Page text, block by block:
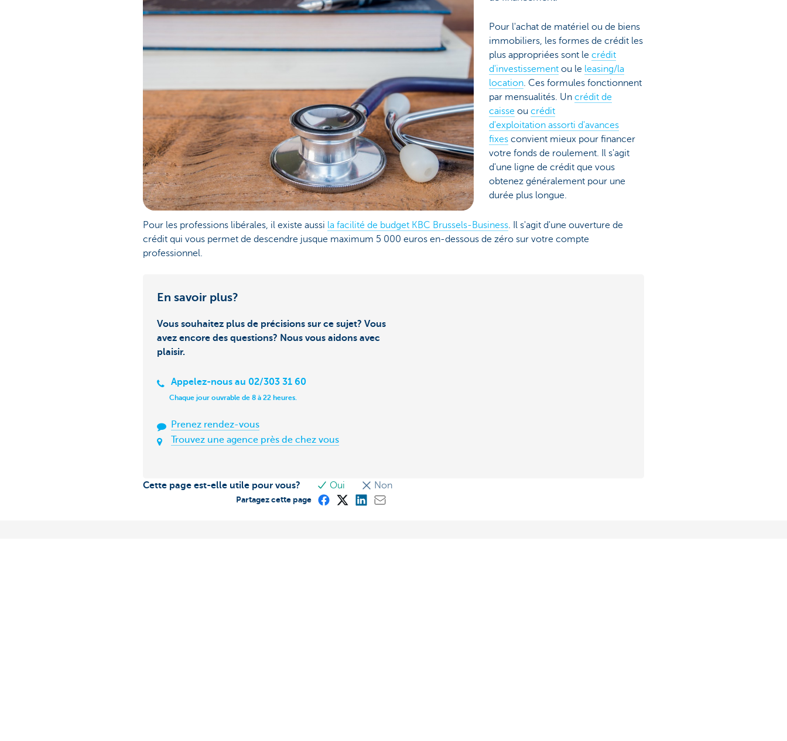
Pour l'achat de matériel ou de biens
immobiliers, les formes de crédit les
plus appropriées sont lecrédit
d'investissement ou le leasing/la
location. Ces formules fonctionnent
par mensualités. Uncrédit de
caisse oucrédit
d'exploitation assorti d'avances
fixes convient mieux pour financer
votre fonds de roulement. Il s'agit
d'une ligne de crédit que vous
obtenez généralement pour une
durée plus longue.
Pour les professions libérales, il existe aussi la facilité de budget KBC Brussels-Business. Il s'agit d'une ouverture de
crédit qui vous permet de descendre jusque maximum 5 000 euros en-dessous de zéro sur votre compte
professionnel.
En savoir plus?
Vous souhaitez plus de précisions sur ce sujet? Vous
avez encore des questions? Nous vous aidons avec
plaisir.
Appelez-nous au 02/303 31 60
Chaque jour ouvrable de 8 à 22 heures.
Prenez rendez-vous
Trouvez une agence près de chez vous
Cette page est-elle utile pour vous? Oui Non
Partagez cette page